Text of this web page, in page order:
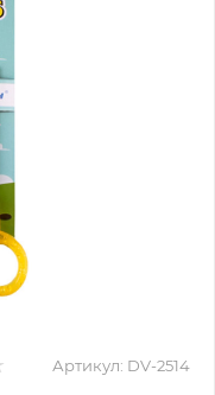
Артикул: DV-2514